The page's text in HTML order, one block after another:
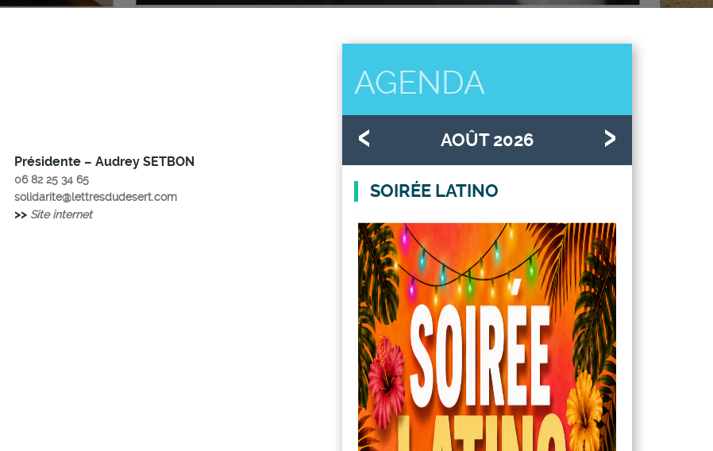
Présidente – Audrey SETBON
06 82 25 34 65
solidarite@lettresdudesert.com
>> Site internet
AGENDA
AOÛT 2026
SOIRÉE LATINO